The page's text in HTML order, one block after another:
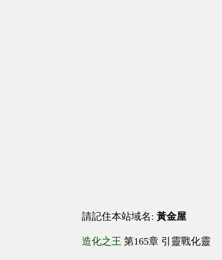
請記住本站域名: 黃金屋
造化之王 第165章 引靈戰化靈